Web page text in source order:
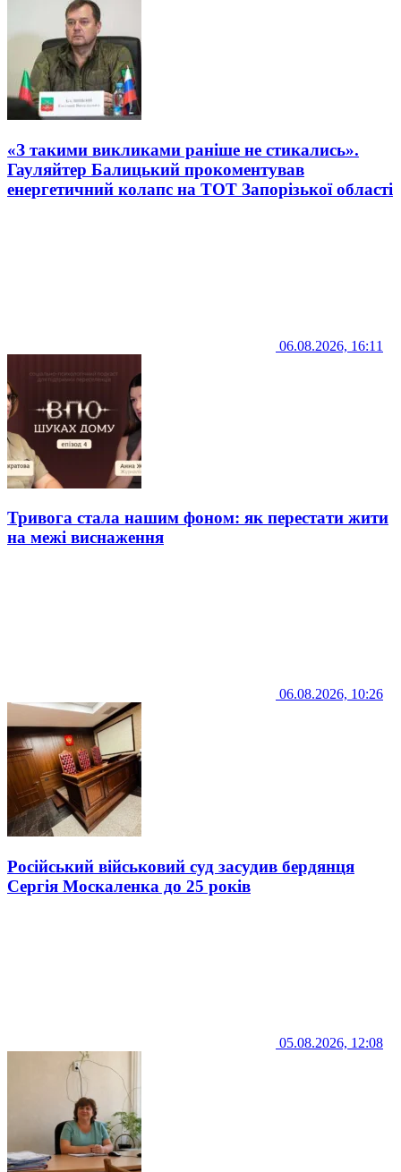
«З такими викликами раніше не стикались».
Гауляйтер Балицький прокоментував
енергетичний колапс на ТОТ Запорізької області
06.08.2026, 16:11
Тривога стала нашим фоном: як перестати жити
на межі виснаження
06.08.2026, 10:26
Російський військовий суд засудив бердянця
Сергія Москаленка до 25 років
05.08.2026, 12:08